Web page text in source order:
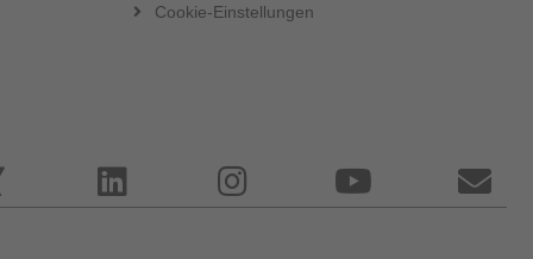
Cookie-Einstellungen